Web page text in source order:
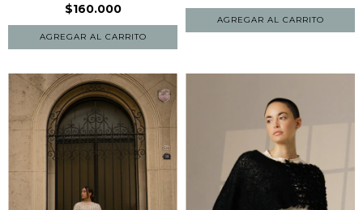
$160.000
AGREGAR AL CARRITO